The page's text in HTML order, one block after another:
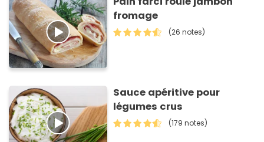
fromage
(26 notes)
Sauce apéritive pour
légumes crus
(179 notes)